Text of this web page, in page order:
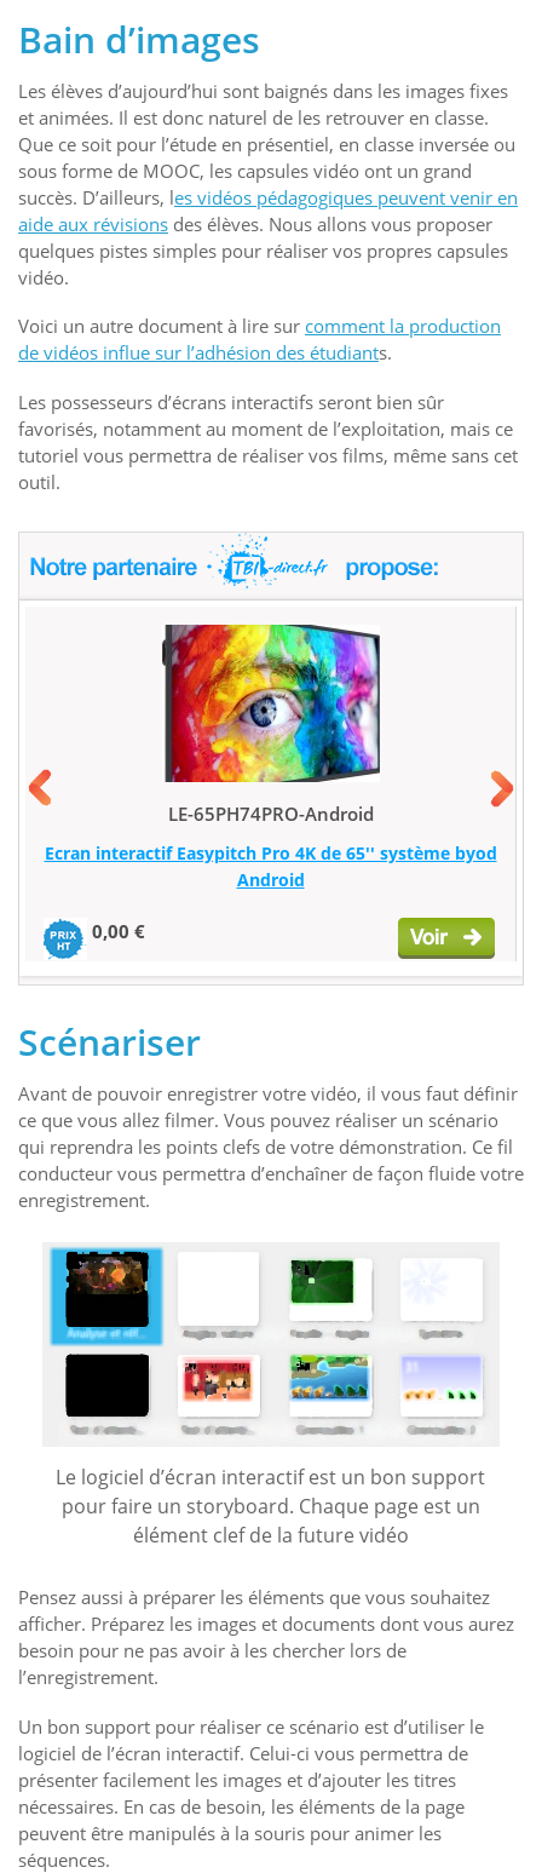
Bain d’images
Les élèves d’aujourd’hui sont baignés dans les images fixes
et animées. Il est donc naturel de les retrouver en classe.
Que ce soit pour l’étude en présentiel, en classe inversée ou
sous forme de MOOC, les capsules vidéo ont un grand
succès. D’ailleurs, les vidéos pédagogiques peuvent venir en
aide aux révisions des élèves. Nous allons vous proposer
quelques pistes simples pour réaliser vos propres capsules
vidéo.
Voici un autre document à lire sur comment la production
de vidéos influe sur l’adhésion des étudiants.
Les possesseurs d’écrans interactifs seront bien sûr
favorisés, notamment au moment de l’exploitation, mais ce
tutoriel vous permettra de réaliser vos films, même sans cet
outil.
LE-65PH74PRO-Android
Ecran interactif Easypitch Pro 4K de 65'' système byod
Android
0,00 €
Scénariser
Avant de pouvoir enregistrer votre vidéo, il vous faut définir
ce que vous allez filmer. Vous pouvez réaliser un scénario
qui reprendra les points clefs de votre démonstration. Ce fil
conducteur vous permettra d’enchaîner de façon fluide votre
enregistrement.
Le logiciel d’écran interactif est un bon support
pour faire un storyboard. Chaque page est un
élément clef de la future vidéo
Pensez aussi à préparer les éléments que vous souhaitez
afficher. Préparez les images et documents dont vous aurez
besoin pour ne pas avoir à les chercher lors de
l’enregistrement.
Un bon support pour réaliser ce scénario est d’utiliser le
logiciel de l’écran interactif. Celui-ci vous permettra de
présenter facilement les images et d’ajouter les titres
nécessaires. En cas de besoin, les éléments de la page
peuvent être manipulés à la souris pour animer les
séquences.